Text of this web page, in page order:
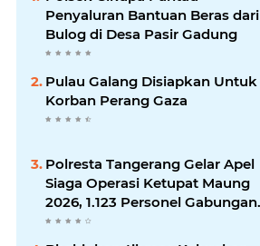
Penyaluran Bantuan Beras dari
Bulog di Desa Pasir Gadung
Pulau Galang Disiapkan Untuk
Korban Perang Gaza
Polresta Tangerang Gelar Apel
Siaga Operasi Ketupat Maung
2026, 1.123 Personel Gabungan
Diterjunkan